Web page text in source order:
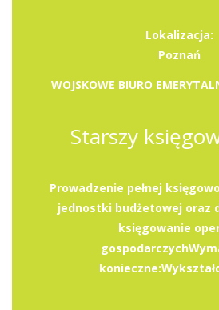
Lokalizacja:
Poznań
WOJSKOWE BIURO
Starszy
Prowadzenie pełnej
jednostki budżetowej oraz
księgowanie